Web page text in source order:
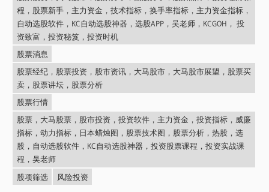
程，股票新手，主力资金，技术指标，换手率指标，主力资金指标，
自动选股软件，KC自动选股神器，选股APP，吴老师，KCGOH， 投
资致富，投资秘笈，投资时机
股票消息
股票经纪，股票投资，股市资讯，大马股市，大马股市展望，股票买
卖，股票讲坛，股票分析
股票行情
股票，大马股票，股市投资，投资软件，主力资金，投资指标，威廉
指标，动力指标，日本蜡烛图，股票技术图，股票分析，热股，选
股，自动选股软件，KC自动选股神器，投资股票课程，投资实战课
程，吴老师
股项筛选
风险投资